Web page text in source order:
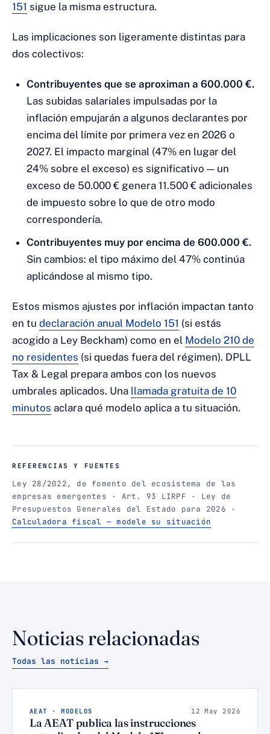
151 sigue la misma estructura.
Las implicaciones son ligeramente distintas para
dos colectivos:
Contribuyentes que se aproximan a 600.000 €.
Las subidas salariales impulsadas por la
inflación empujarán a algunos declarantes por
encima del límite por primera vez en 2026 o
2027. El impacto marginal (47% en lugar del
24% sobre el exceso) es significativo — un
exceso de 50.000 € genera 11.500 € adicionales
de impuesto sobre lo que de otro modo
correspondería.
Contribuyentes muy por encima de 600.000 €.
Sin cambios: el tipo máximo del 47% continúa
aplicándose al mismo tipo.
Estos mismos ajustes por inflación impactan tanto
en tu declaración anual Modelo 151 (si estás
acogido a Ley Beckham) como en el Modelo 210 de
no residentes (si quedas fuera del régimen). DPLL
Tax & Legal prepara ambos con los nuevos
umbrales aplicados. Una llamada gratuita de 10
minutos aclara qué modelo aplica a tu situación.
REFERENCIAS Y FUENTES
Ley 28/2022, de fomento del ecosistema de las
empresas emergentes · Art. 93 LIRPF · Ley de
Presupuestos Generales del Estado para 2026 ·
Calculadora fiscal — modele su situación
Noticias relacionadas
Todas las noticias →
AEAT · MODELOS 12 May 2026
La AEAT publica las instrucciones